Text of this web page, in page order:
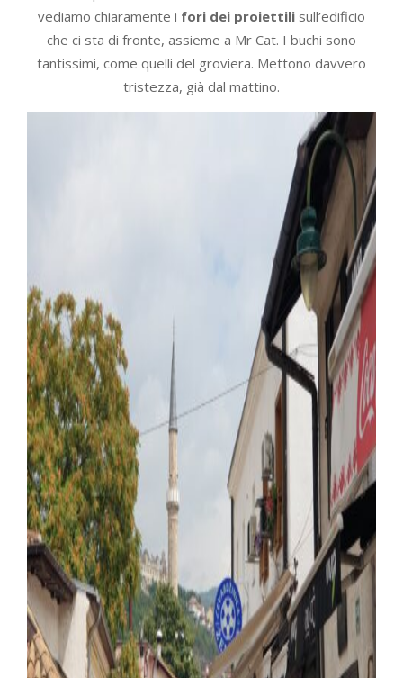
vediamo chiaramente i fori dei proiettili sull’edificio
che ci sta di fronte, assieme a Mr Cat. I buchi sono
tantissimi, come quelli del groviera. Mettono davvero
tristezza, già dal mattino.